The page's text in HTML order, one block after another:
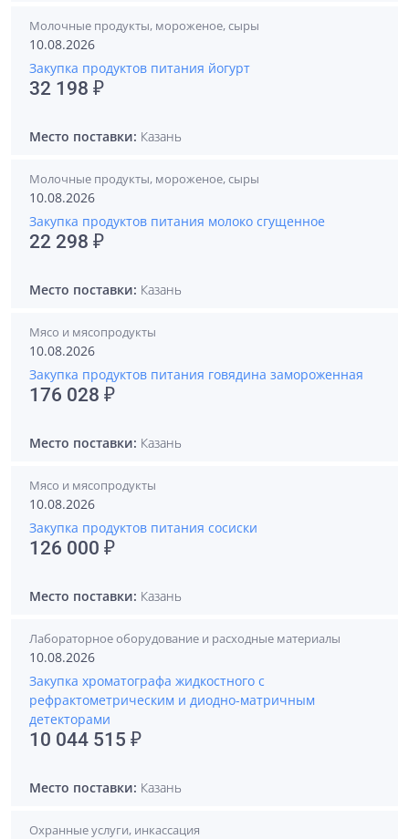
Молочные продукты, мороженое, сыры
10.08.2026
Закупка продуктов питания йогурт
32 198 ₽
Место поставки: Казань
Молочные продукты, мороженое, сыры
10.08.2026
Закупка продуктов питания молоко сгущенное
22 298 ₽
Место поставки: Казань
Мясо и мясопродукты
10.08.2026
Закупка продуктов питания говядина замороженная
176 028 ₽
Место поставки: Казань
Мясо и мясопродукты
10.08.2026
Закупка продуктов питания сосиски
126 000 ₽
Место поставки: Казань
Лабораторное оборудование и расходные материалы
10.08.2026
Закупка хроматографа жидкостного с
рефрактометрическим и диодно-матричным
детекторами
10 044 515 ₽
Место поставки: Казань
Охранные услуги, инкассация